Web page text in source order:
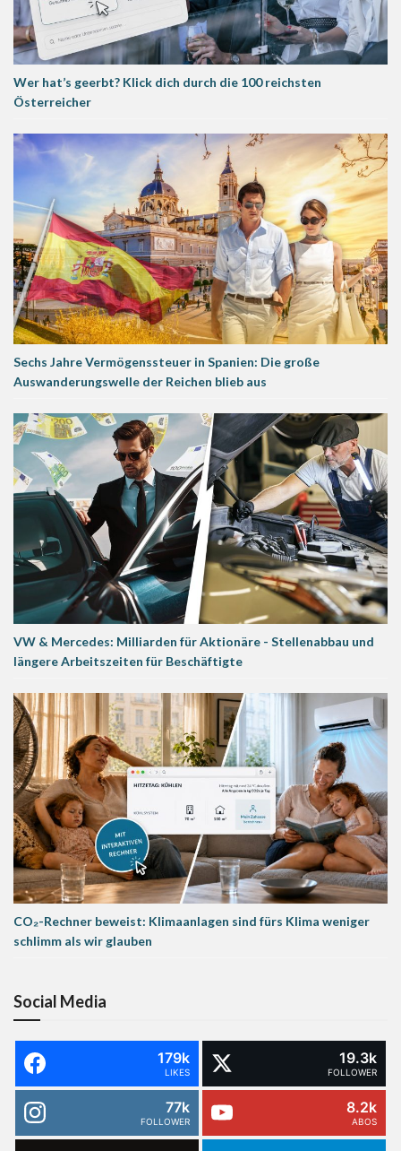
Wer hat’s geerbt? Klick dich durch die 100 reichsten
Österreicher
Sechs Jahre Vermögenssteuer in Spanien: Die große
Auswanderungswelle der Reichen blieb aus
VW & Mercedes: Milliarden für Aktionäre - Stellenabbau und
längere Arbeitszeiten für Beschäftigte
CO₂-Rechner beweist: Klimaanlagen sind fürs Klima weniger
schlimm als wir glauben
Social Media
179k
LIKES
19.3k
FOLLOWER
77k
FOLLOWER
8.2k
ABOS